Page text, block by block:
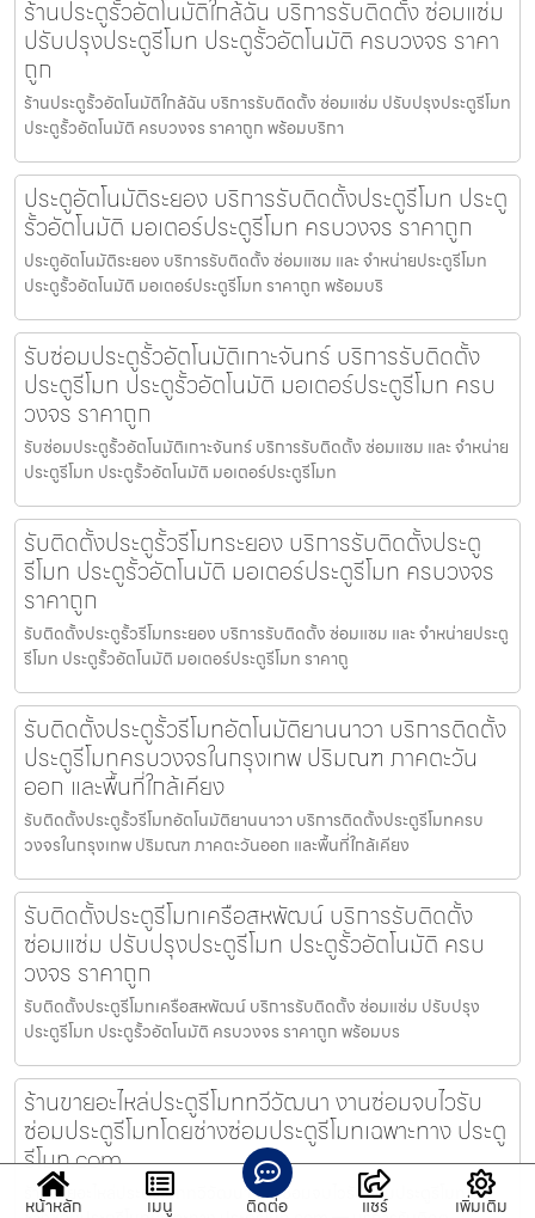
ร้านประตูรั้วอัตโนมัติใกล้ฉัน บริการรับติดตั้ง ซ่อมแซ่ม
ปรับปรุงประตูรีโมท ประตูรั้วอัตโนมัติ ครบวงจร ราคา
ถูก
ร้านประตูรั้วอัตโนมัติใกล้ฉัน บริการรับติดตั้ง ซ่อมแซ่ม ปรับปรุงประตูรีโมท
ประตูรั้วอัตโนมัติ ครบวงจร ราคาถูก พร้อมบริกา
ประตูอัตโนมัติระยอง บริการรับติดตั้งประตูรีโมท ประตู
รั้วอัตโนมัติ มอเตอร์ประตูรีโมท ครบวงจร ราคาถูก
ประตูอัตโนมัติระยอง บริการรับติดตั้ง ซ่อมแซม และ จำหน่ายประตูรีโมท
ประตูรั้วอัตโนมัติ มอเตอร์ประตูรีโมท ราคาถูก พร้อมบริ
รับซ่อมประตูรั้วอัตโนมัติเกาะจันทร์ บริการรับติดตั้ง
ประตูรีโมท ประตูรั้วอัตโนมัติ มอเตอร์ประตูรีโมท ครบ
วงจร ราคาถูก
รับซ่อมประตูรั้วอัตโนมัติเกาะจันทร์ บริการรับติดตั้ง ซ่อมแซม และ จำหน่าย
ประตูรีโมท ประตูรั้วอัตโนมัติ มอเตอร์ประตูรีโมท
รับติดตั้งประตูรั้วรีโมทระยอง บริการรับติดตั้งประตู
รีโมท ประตูรั้วอัตโนมัติ มอเตอร์ประตูรีโมท ครบวงจร
ราคาถูก
รับติดตั้งประตูรั้วรีโมทระยอง บริการรับติดตั้ง ซ่อมแซม และ จำหน่ายประตู
รีโมท ประตูรั้วอัตโนมัติ มอเตอร์ประตูรีโมท ราคาถู
รับติดตั้งประตูรั้วรีโมทอัตโนมัติยานนาวา บริการติดตั้ง
ประตูรีโมทครบวงจรในกรุงเทพ ปริมณฑ ภาคตะวัน
ออก และพื้นที่ใกล้เคียง
รับติดตั้งประตูรั้วรีโมทอัตโนมัติยานนาวา บริการติดตั้งประตูรีโมทครบ
วงจรในกรุงเทพ ปริมณฑ ภาคตะวันออก และพื้นที่ใกล้เคียง
รับติดตั้งประตูรีโมทเครือสหพัฒน์ บริการรับติดตั้ง
ซ่อมแซ่ม ปรับปรุงประตูรีโมท ประตูรั้วอัตโนมัติ ครบ
วงจร ราคาถูก
รับติดตั้งประตูรีโมทเครือสหพัฒน์ บริการรับติดตั้ง ซ่อมแซ่ม ปรับปรุง
ประตูรีโมท ประตูรั้วอัตโนมัติ ครบวงจร ราคาถูก พร้อมบร
ร้านขายอะไหล่ประตูรีโมททวีวัฒนา งานซ่อมจบไวรับ
ซ่อมประตูรีโมทโดยช่างซ่อมประตูรีโมทเฉพาะทาง ประตู
รีโมท.com
ร้านขายอะไหล่ประตูรีโมททวีวัฒนา งานซ่อมจบไวรับซ่อมประตูรีโมทโดย
หน้าหลัก เมนู ติดต่อ แชร์ เพิ่มเติม